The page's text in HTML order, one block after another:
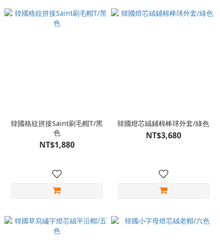
韓國格紋拼接Saint刷毛帽T/黑
色
NT$1,880
韓國燈芯絨鋪棉棒球外套/綠色
NT$3,680